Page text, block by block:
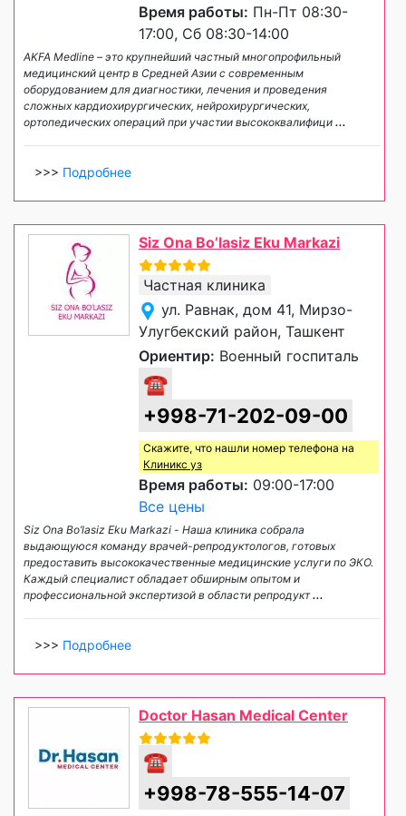
Время работы: Пн-Пт 08:30-
17:00, Сб 08:30-14:00
AKFA Medline – это крупнейший частный многопрофильный
медицинский центр в Средней Азии с современным
оборудованием для диагностики, лечения и проведения
сложных кардиохирургических, нейрохирургических,
ортопедических операций при участии высококвалифици ...
>>> Подробнее
Siz Ona Bo’lasiz Eku Markazi
Частная клиника
ул. Равнак, дом 41, Мирзо-
Улугбекский район, Ташкент
Ориентир: Военный госпиталь
☎
+998-71-202-09-00
Скажите, что нашли номер телефона на
Клиникс уз
Время работы: 09:00-17:00
Все цены
Siz Ona Bo’lasiz Eku Markazi - Наша клиника собрала
выдающуюся команду врачей-репродуктологов, готовых
предоставить высококачественные медицинские услуги по ЭКО.
Каждый специалист обладает обширным опытом и
профессиональной экспертизой в области репродукт...
>>> Подробнее
Doctor Hasan Medical Center
☎
+998-78-555-14-07